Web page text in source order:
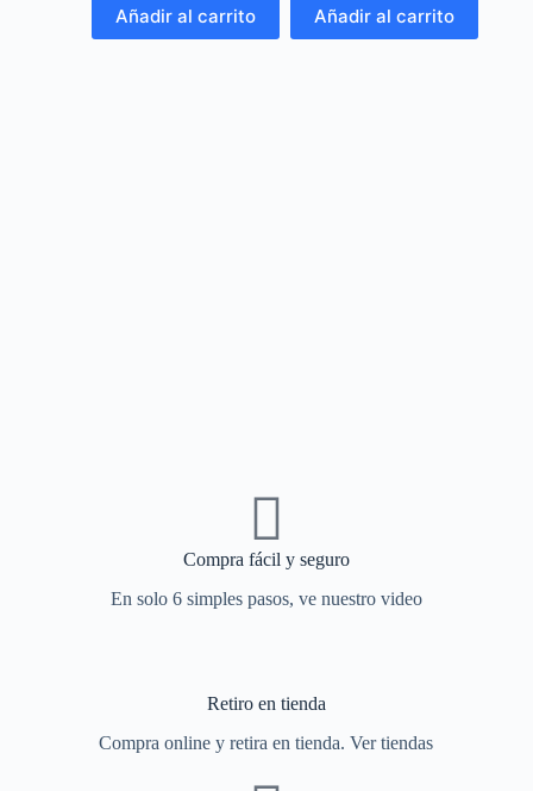
Añadir al carrito Añadir al carrito
Compra fácil y seguro
En solo 6 simples pasos, ve nuestro video
Retiro en tienda
Compra online y retira en tienda. Ver tiendas